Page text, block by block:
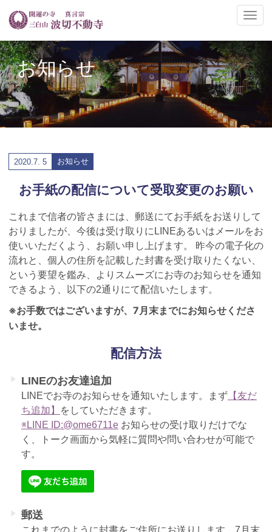
ナ
ゲ
ー
シ
ョ
の
切
お知らせ
2020.7. 5 お知らせ
お手紙の配信について受取変更のお願い
これまで信者の皆さまには、郵送にてお手紙をお送りして
おりましたが、今後は受け取りにLINEあるいはメールをお
使いいただくよう、お願い申し上げます。 昨今の電子化の
流れと、個人の住所を記載した封書を受け取りたくない、
という要望を鑑み、よりスムーズにお寺のお知らせを通知
できるよう、以下の2通りにて配信いたします。
※お手数ではございますが、7月末までにお知らせくださ
いませ。
配信方法
LINEのお友達追加
LINEでお寺のお知らせを通知いたします。まず 【友だ
ち追加】
をしていただきます。
※LINE ID:@ome6711e お知らせの受け取りだけでな
く、トーク画面から気軽に質問や問い合わせが可能で
す。
郵送